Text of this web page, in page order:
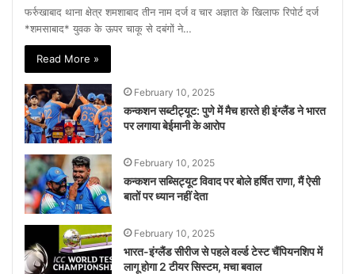
फर्रुखाबाद थाना क्षेत्र शमशाबाद तीन नाम दर्ज व चार अज्ञात के खिलाफ रिपोर्ट दर्ज
*शमसाबाद* युवक के ऊपर चाकू से दबंगों ने…
Read More »
February 10, 2025
कन्कशन सब्टीट्यूट: पुणे में मैच हारते ही इंग्लैंड ने भारत
पर लगाया बेईमानी के आरोप
February 10, 2025
कन्कशन सब्सिट्यूट विवाद पर बोले हर्षित राणा, मैं ऐसी
बातों पर ध्यान नहीं देता
February 10, 2025
भारत-इंग्लैंड सीरीज से पहले वर्ल्ड टेस्ट चैंपियनशिप में
लागू होगा 2 टीयर सिस्टम, मचा बवाल